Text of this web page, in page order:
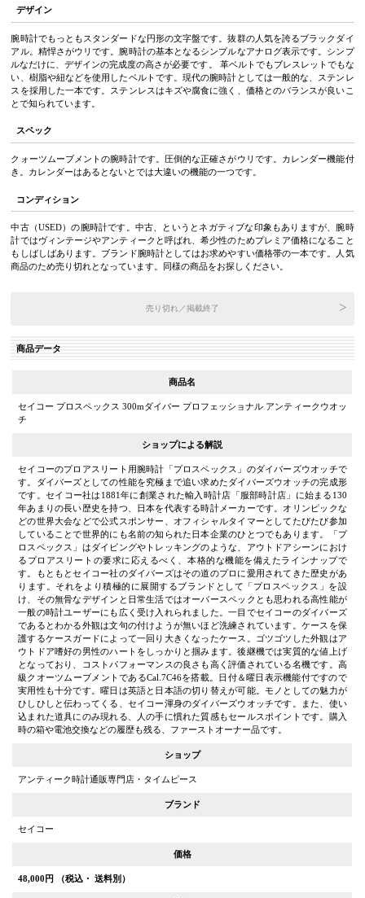
デザイン
腕時計でもっともスタンダードな円形の文字盤です。抜群の人気を誇るブラックダイ
アル。精悍さがウリです。腕時計の基本となるシンプルなアナログ表示です。シンプ
ルなだけに、デザインの完成度の高さが必要です。 革ベルトでもブレスレットでもな
い、樹脂や紐などを使用したベルトです。現代の腕時計としては一般的な、ステンレ
スを採用した一本です。ステンレスはキズや腐食に強く、価格とのバランスが良いこ
とで知られています。
スペック
クォーツムーブメントの腕時計です。圧倒的な正確さがウリです。カレンダー機能付
き。カレンダーはあるとないとでは大違いの機能の一つです。
コンディション
中古（USED）の腕時計です。中古、というとネガティブな印象もありますが、腕時
計ではヴィンテージやアンティークと呼ばれ、希少性のためプレミア価格になること
もしばしばあります。ブランド腕時計としてはお求めやすい価格帯の一本です。人気
商品のため売り切れとなっています。同様の商品をお探しください。
売り切れ／掲載終了
商品データ
商品名
セイコー プロスペックス 300mダイバー プロフェッショナル アンティークウオッ
チ
ショップによる解説
セイコーのプロアスリート用腕時計「プロスペックス」のダイバーズウオッチで
す。ダイバーズとしての性能を究極まで追い求めたダイバーズウオッチの完成形
です。セイコー社は1881年に創業された輸入時計店「服部時計店」に始まる130
年あまりの長い歴史を持つ、日本を代表する時計メーカーです。オリンピックな
どの世界大会などで公式スポンサー、オフィシャルタイマーとしてたびたび参加
していることで世界的にも名前の知られた日本企業のひとつでもあります。「プ
ロスペックス」はダイビングやトレッキングのような、アウトドアシーンにおけ
るプロアスリートの要求に応えるべく、本格的な機能を備えたラインナップで
す。もともとセイコー社のダイバーズはその道のプロに愛用されてきた歴史があ
ります。それをより積極的に展開するブランドとして「プロスペックス」を設
け、その無骨なデザインと日常生活ではオーバースペックとも思われる高性能が
一般の時計ユーザーにも広く受け入れられました。一目でセイコーのダイバーズ
であるとわかる外観は文句の付けようが無いほど洗練されています。ケースを保
護するケースガードによって一回り大きくなったケース。ゴツゴツした外観はア
ウトドア嗜好の男性のハートをしっかりと掴みます。後継機では実質的な値上げ
となっており、コストパフォーマンスの良さも高く評価されている名機です。高
級クオーツムーブメントであるCal.7C46を搭載。日付＆曜日表示機能付ですので
実用性も十分です。曜日は英語と日本語の切り替えが可能。モノとしての魅力が
ひしひしと伝わってくる、セイコー渾身のダイバーズウオッチです。また、使い
込まれた道具にのみ現れる、人の手に慣れた質感もセールスポイントです。購入
時の箱や電池交換などの履歴も残る、ファーストオーナー品です。
ショップ
アンティーク時計通販専門店・タイムピース
ブランド
セイコー
価格
48,000 円 （税込・ 送料別）